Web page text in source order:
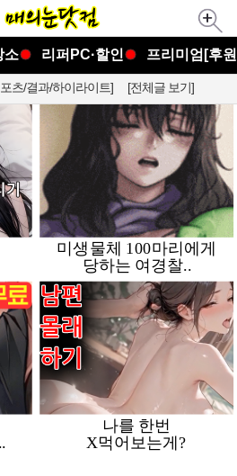
소 리퍼PC·할인 프리미엄[후
츠/결과/하이라이트] [전체글 보기]